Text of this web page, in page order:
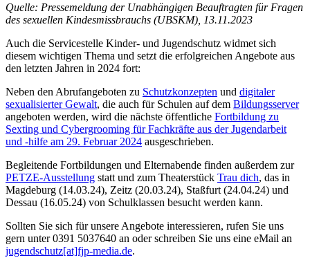
Quelle: Pressemeldung der Unabhängigen Beauftragten für Fragen
des sexuellen Kindesmissbrauchs (UBSKM), 13.11.2023
Auch die Servicestelle Kinder- und Jugendschutz widmet sich
diesem wichtigen Thema und setzt die erfolgreichen Angebote aus
den letzten Jahren in 2024 fort:
Neben den Abrufangeboten zu Schutzkonzepten und digitaler
sexualisierter Gewalt, die auch für Schulen auf dem Bildungsserver
angeboten werden, wird die nächste öffentliche Fortbildung zu
Sexting und Cybergrooming für Fachkräfte aus der Jugendarbeit
und -hilfe am 29. Februar 2024 ausgeschrieben.
Begleitende Fortbildungen und Elternabende finden außerdem zur
PETZE-Ausstellung statt und zum Theaterstück Trau dich, das in
Magdeburg (14.03.24), Zeitz (20.03.24), Staßfurt (24.04.24) und
Dessau (16.05.24) von Schulklassen besucht werden kann.
Sollten Sie sich für unsere Angebote interessieren, rufen Sie uns
gern unter 0391 5037640 an oder schreiben Sie uns eine eMail an
jugendschutz[at]fjp-media.de.